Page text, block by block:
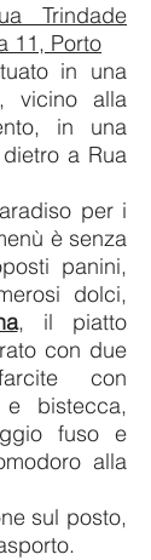
Trindade
11, Porto
in una
vicino alla
in una
a Rua
per i
è senza
panini,
dolci,
, il piatto
con due
con
e bistecca,
fuso e
alla
sul posto,